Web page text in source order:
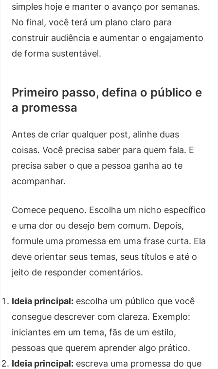
simples hoje e manter o avanço por semanas.
No final, você terá um plano claro para
construir audiência e aumentar o engajamento
de forma sustentável.
Primeiro passo, defina o público e
a promessa
Antes de criar qualquer post, alinhe duas
coisas. Você precisa saber para quem fala. E
precisa saber o que a pessoa ganha ao te
acompanhar.
Comece pequeno. Escolha um nicho específico
e uma dor ou desejo bem comum. Depois,
formule uma promessa em uma frase curta. Ela
deve orientar seus temas, seus títulos e até o
jeito de responder comentários.
Ideia principal: escolha um público que você
consegue descrever com clareza. Exemplo:
iniciantes em um tema, fãs de um estilo,
pessoas que querem aprender algo prático.
Ideia principal: escreva uma promessa do que